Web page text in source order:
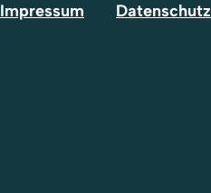
Impressum Datenschutz